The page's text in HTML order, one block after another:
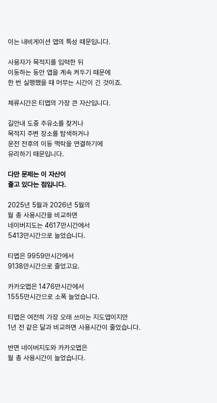
이는 내비게이션 앱의 특성 때문입니다.
사용자가 목적지를 입력한 뒤
이동하는 동안 앱을 계속 켜두기 때문에
한 번 실행했을 때 머무는 시간이 긴 것이죠.
체류시간은 티맵의 가장 큰 자산입니다.
길안내 도중 주유소를 찾거나
목적지 주변 장소를 탐색하거나
운전 전후의 이동 맥락을 연결하기에
유리하기 때문입니다.
다만 문제는 이 자산이
줄고 있다는 점입니다.
2025년 5월과 2026년 5월의
월 총 사용시간을 비교하면
네이버지도는 4617만시간에서
5413만시간으로 늘었습니다.
티맵은 9959만시간에서
9138만시간으로 줄었고요.
카카오맵은 1476만시간에서
1555만시간으로 소폭 늘었습니다.
티맵은 여전히 가장 오래 쓰이는 지도앱이지만
1년 전 같은 달과 비교하면 사용시간이 줄었습니다.
반면 네이버지도와 카카오맵은
월 총 사용시간이 늘었습니다.